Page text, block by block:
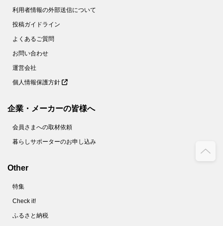
利用者情報の外部送信について
投稿ガイドライン
よくあるご質問
お問い合わせ
運営会社
個人情報保護方針
企業・メーカーの皆様へ
会員さまへの取材依頼
暮らしサポーターのお申し込み
Other
特集
Check it!
ふるさと納税